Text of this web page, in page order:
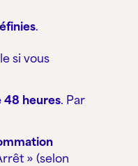
.
si vous
heures. Par
» (selon